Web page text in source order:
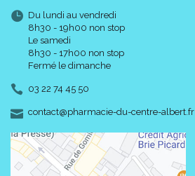
Du lundi au vendredi
8h30 - 19h00 non stop
Le samedi
8h30 - 17h00 non stop
Fermé le dimanche
03 22 74 45 50
contact-
@-
pharmacie-du-centre-albert.fr